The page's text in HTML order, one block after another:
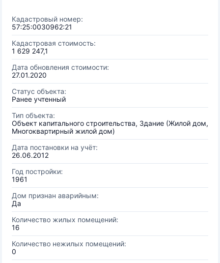
Кадастровый номер:
57:25:0030962:21
Кадастровая стоимость:
1 629 247,1
Дата обновления стоимости:
27.01.2020
Статус объекта:
Ранее учтенный
Тип объекта:
Объект капитального строительства, Здание (Жилой дом,
Многоквартирный жилой дом)
Дата постановки на учёт:
26.06.2012
Год постройки:
1961
Дом признан аварийным:
Да
Количество жилых помещений:
16
Количество нежилых помещений:
0